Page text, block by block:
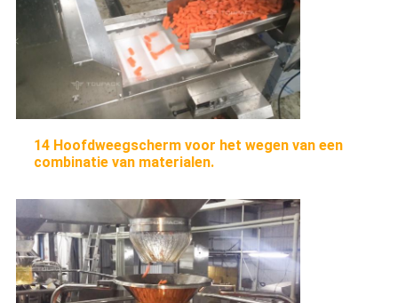
14 Hoofdweegscherm voor het wegen van een
combinatie van materialen.